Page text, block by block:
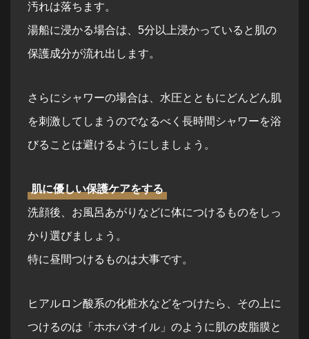
汚れは落ちます。
湯船に浸かる場合は、5分以上浸かっていると肌の
保護成分が流れ出します。
さらにシャワーの場合は、水圧とともにどんどん肌
を刺激してしまうのでなるべく長時間シャワーを浴
びることは避けるようにしましょう。
肌に優しい保護ケアをする
洗顔後、お風呂あがりなどに体につけるものをしっ
かり選びましょう。
特に昼間つけるものは大事です。
ヒアルロン酸系の化粧水などをつけたら、その上に
つけるのは「ホホバオイル」のように肌の皮脂膜と